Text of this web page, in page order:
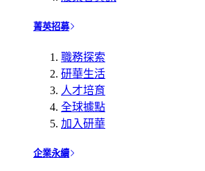
菁英招募
職務探索
研華生活
人才培育
全球據點
加入研華
企業永續